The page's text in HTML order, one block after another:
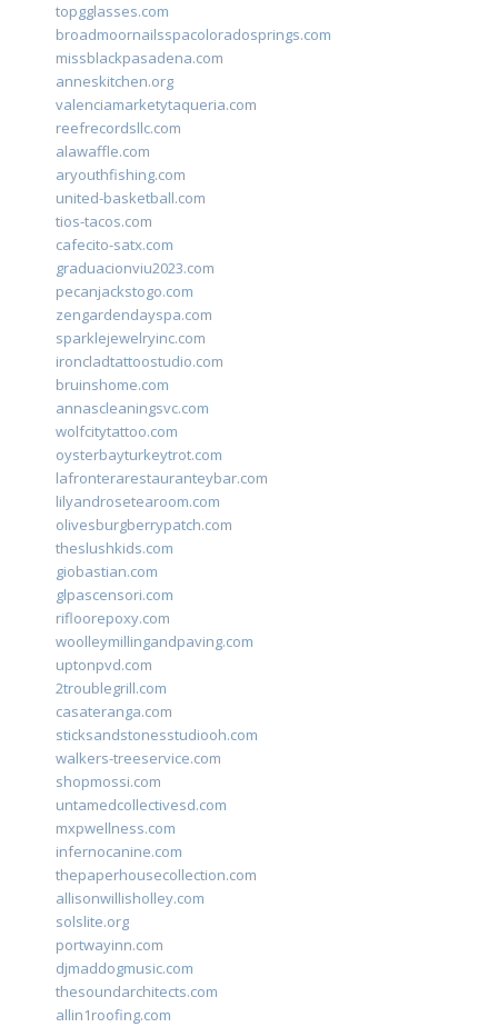
topgglasses.com
broadmoornailsspacoloradosprings.com
missblackpasadena.com
anneskitchen.org
valenciamarketytaqueria.com
reefrecordsllc.com
alawaffle.com
aryouthfishing.com
united-basketball.com
tios-tacos.com
cafecito-satx.com
graduacionviu2023.com
pecanjackstogo.com
zengardendayspa.com
sparklejewelryinc.com
ironcladtattoostudio.com
bruinshome.com
annascleaningsvc.com
wolfcitytattoo.com
oysterbayturkeytrot.com
lafronterarestauranteybar.com
lilyandrosetearoom.com
olivesburgberrypatch.com
theslushkids.com
giobastian.com
glpascensori.com
rifloorepoxy.com
woolleymillingandpaving.com
uptonpvd.com
2troublegrill.com
casateranga.com
sticksandstonesstudiooh.com
walkers-treeservice.com
shopmossi.com
untamedcollectivesd.com
mxpwellness.com
infernocanine.com
thepaperhousecollection.com
allisonwillisholley.com
solslite.org
portwayinn.com
djmaddogmusic.com
thesoundarchitects.com
allin1roofing.com